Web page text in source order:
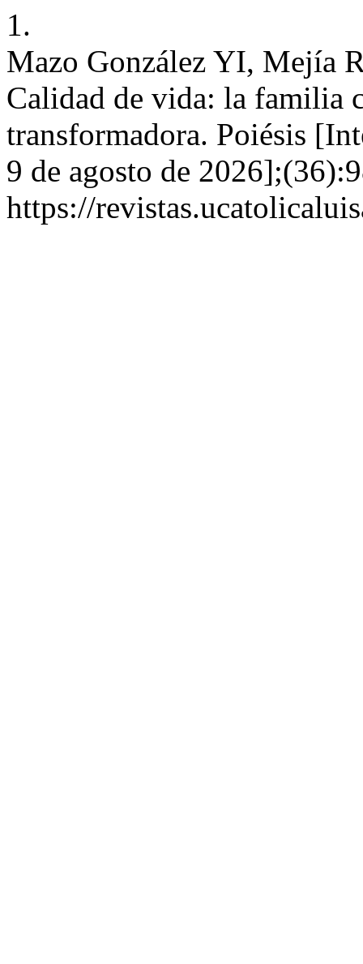
1.
Mazo González YI, Mejía
Calidad de vida: la familia
transformadora. Poiésis
9 de agosto de
https://